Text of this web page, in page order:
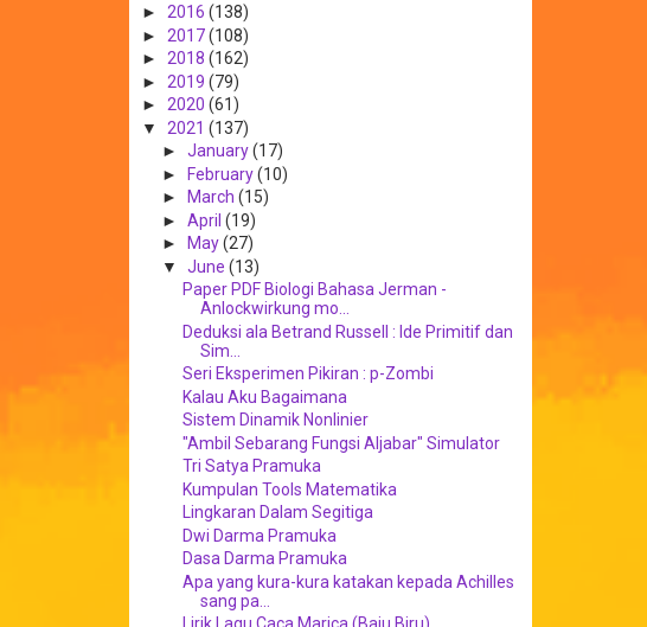
► 2016 (138)
► 2017(108)
► 2018 (162)
► 2019 (79)
► 2020 (61)
▼ 2021 (137)
► January(17)
►
February(10)
►
March (15)
► April (19)
►
May(27)
▼ June (13)
Paper PDF Biologi Bahasa Jerman -
Anlockwirkung mo...
Deduksi ala Betrand Russell : Ide Primitif dan
Sim...
Seri Eksperimen Pikiran : p-Zombi
Kalau Aku Bagaimana
Sistem Dinamik Nonlinier
"Ambil Sebarang Fungsi Aljabar" Simulator
Tri Satya Pramuka
Kumpulan Tools Matematika
Lingkaran Dalam Segitiga
Dwi Darma Pramuka
Dasa Darma Pramuka
Apa yang kura-kura katakan kepada Achilles
sang pa...